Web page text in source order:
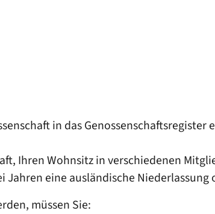
in das
Ihren Wohnsitz in verschiedenen
eine ausländische Niederlassung
müssen Sie: